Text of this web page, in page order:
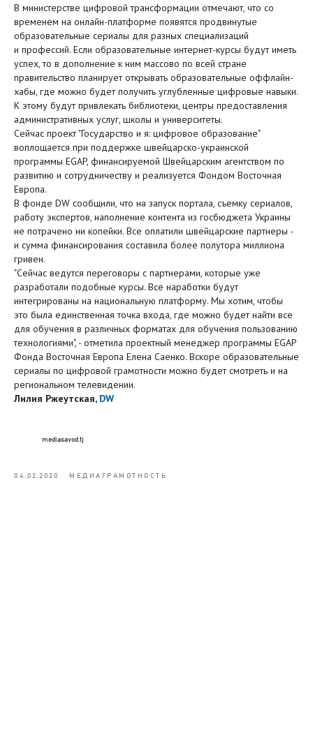
В министерстве цифровой трансформации отмечают, что со
временем на онлайн-платформе появятся продвинутые
образовательные сериалы для разных специализаций
и профессий. Если образовательные интернет-курсы будут иметь
успех, то в дополнение к ним массово по всей стране
правительство планирует открывать образовательные оффлайн-
хабы, где можно будет получить углубленные цифровые навыки.
К этому будут привлекать библиотеки, центры предоставления
административных услуг, школы и университеты.
Сейчас проект "Государство и я: цифровое образование"
воплощается при поддержке швейцарско-украинской
программы EGAP, финансируемой Швейцарским агентством по
развитию и сотрудничеству и реализуется Фондом Восточная
Европа.
В фонде DW сообщили, что на запуск портала, съемку сериалов,
работу экспертов, наполнение контента из госбюджета Украины
не потрачено ни копейки. Все оплатили швейцарские партнеры -
и сумма финансирования составила более полутора миллиона
гривен.
"Сейчас ведутся переговоры с партнерами, которые уже
разработали подобные курсы. Все наработки будут
интегрированы на национальную платформу. Мы хотим, чтобы
это была единственная точка входа, где можно будет найти все
для обучения в различных форматах для обучения пользованию
технологиями", - отметила проектный менеджер программы EGAP
Фонда Восточная Европа Елена Саенко. Вскоре образовательные
сериалы по цифровой грамотности можно будет смотреть и на
региональном телевидении.
Лилия Ржеутская,DW
mediasavod.tj
04.02.2020 МЕДИАГРАМОТНОСТЬ